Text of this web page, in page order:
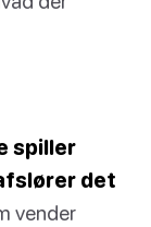
spiller
det
vender